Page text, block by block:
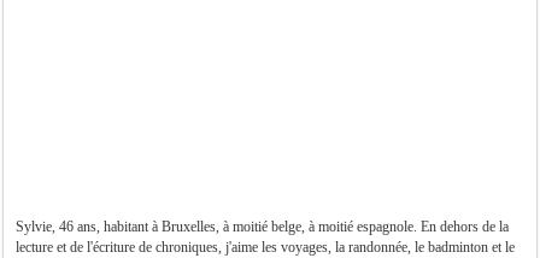
Sylvie, 46 ans, habitant à Bruxelles, à moitié belge, à moitié espagnole. En dehors de la
lecture et de l'écriture de chroniques, j'aime les voyages, la randonnée, le badminton et le